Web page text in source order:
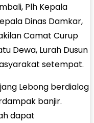
Plh Kepala
Dinas Damkar,
Camat Curup
Dewa, Lurah Dusun
setempat.
Lebong berdialog
banjir.
dapat